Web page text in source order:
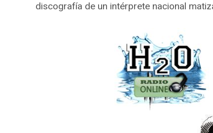
discografía de un intérprete nacional